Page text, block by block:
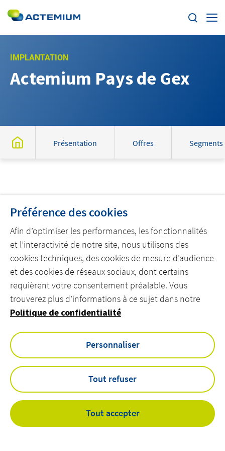
Segments
Actualités
Contact
Découvrez Actemium
Rejoignez nos équipes
linkedin youtube
IMPLANTATION
Actemium Pays de Gex
Présentation Offres Segments
DÉCOUVREZ ACTEMIUM
REJOIGNEZ NOS ÉQUIPES
CONTACTEZ-NOUS
linkedin
Cookies
Accessibilité
Actemium.com
©Actemium - All rights reserved 2026
Préférence des cookies
Afin d’optimiser les performances, les fonctionnalités
et l’interactivité de notre site, nous utilisons des
cookies techniques, des cookies de mesure d’audience
et des cookies de réseaux sociaux, dont certains
requièrent votre consentement préalable. Vous
trouverez plus d’informations à ce sujet dans notre
Politique de confidentialité
Personnaliser
Tout refuser
Tout accepter